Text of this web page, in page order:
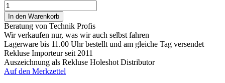
Beratung von Technik Profis
Wir verkaufen nur, was wir auch selbst fahren
Lagerware bis 11.00 Uhr bestellt und am gleiche Tag versendet
Rekluse Importeur seit 2011
Auszeichnung als Rekluse Holeshot Distributor
Auf den Merkzettel